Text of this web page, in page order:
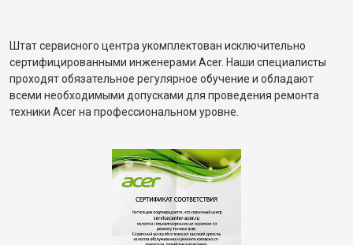
Штат сервисного центра укомплектован исключительно
сертифицированными инженерами Acer. Наши специалисты
проходят обязательное регулярное обучение и обладают
всеми необходимыми допусками для проведения ремонта
техники Acer на профессиональном уровне.